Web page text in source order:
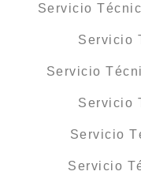
Servicio
Servicio
Servicio
Servicio
Servicio
Servicio